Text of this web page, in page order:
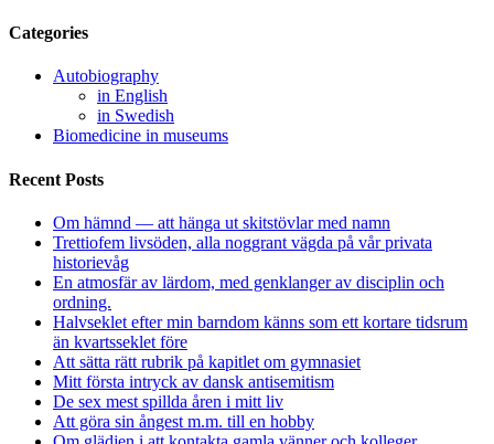
Categories
Autobiography
in English
in Swedish
Biomedicine in museums
Recent Posts
Om hämnd — att hänga ut skitstövlar med namn
Trettiofem livsöden, alla noggrant vägda på vår privata
historievåg
En atmosfär av lärdom, med genklanger av disciplin och
ordning.
Halvseklet efter min barndom känns som ett kortare tidsrum
än kvartsseklet före
Att sätta rätt rubrik på kapitlet om gymnasiet
Mitt första intryck av dansk antisemitism
De sex mest spillda åren i mitt liv
Att göra sin ångest m.m. till en hobby